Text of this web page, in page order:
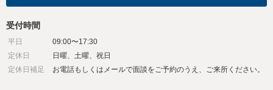
受付時間
平日
09:00〜17:30
定休日
日曜、土曜、祝日
定休日補足
お電話もしくはメールで面談をご予約のうえ、ご来所ください。